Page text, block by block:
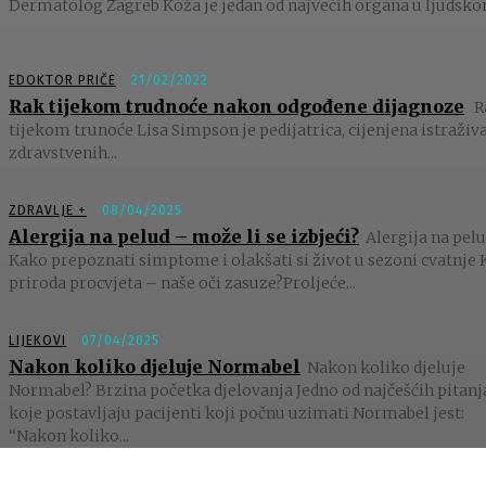
Dermatolog Zagreb Koža je jedan od najvećih organa u
EDOKTOR PRIČE 21/02/2022
Rak tijekom trudnoće nakon odgođene dijagnoze
tijekom trunoće Lisa Simpson je pedijatrica, cijenjena
zdravstvenih...
ZDRAVLJE + 08/04/2025
Alergija na pelud – može li se izbjeći? Alergija na
Kako prepoznati simptome i olakšati si život u sezoni cvatnje
priroda procvjeta – naše oči zasuze?Proljeće...
LIJEKOVI 07/04/2025
Nakon koliko djeluje Normabel Nakon koliko djeluje
Normabel? Brzina početka djelovanja Jedno od najčešćih
koje postavljaju pacijenti koji počnu uzimati Normabel jest:
“Nakon koliko...